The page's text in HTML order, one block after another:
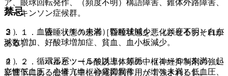
禁忌
２．１． 昏睡状態の患者［昏睡状態を悪化させるおそれが
ある］。
２．２． バルビツール酸誘導体等の中枢神経抑制剤の強い
影響下にある患者［中枢神経抑制作用が増強される］。
ア、眼球回転発作、（頻度不明）構語障害、錐体外路障害、
パーキンソン症候群。
３）． 血液：（１％未満）顆粒球減少、（頻度不明）白血
球数増加、好酸球増加症、貧血、血小板減少。
４）． 循環器系：（５％以上）頻脈、（１〜５％未満）起
立性低血圧、心悸亢進、心電図異常、（１％未満）低血圧、